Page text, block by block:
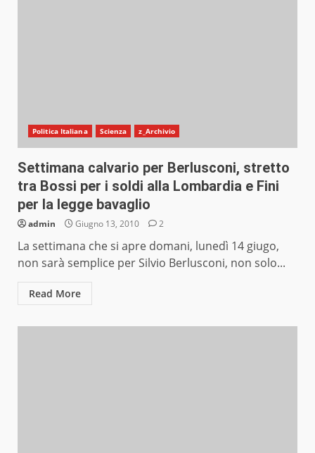
Politica Italiana Scienza z_Archivio
Settimana calvario per Berlusconi, stretto
tra Bossi per i soldi alla Lombardia e Fini
per la legge bavaglio
admin Giugno 13, 2010 2
La settimana che si apre domani, lunedì 14 giugo,
non sarà semplice per Silvio Berlusconi, non solo...
Read More